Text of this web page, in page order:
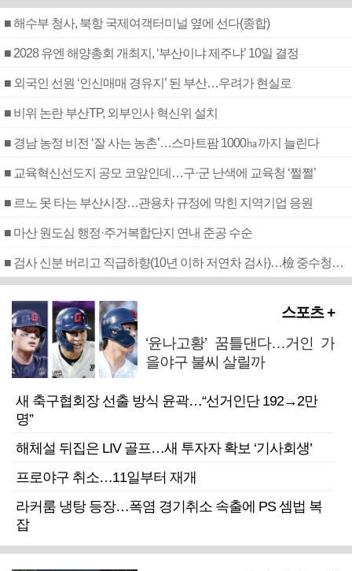
■ 해수부 청사, 북항 국제여객터미널 옆에 선다(종합)
■ 2028 유엔 해양총회 개최지, ‘부산이냐 제주냐’ 10일 결정
■ 외국인 선원 ‘인신매매 경유지’ 된 부산…우려가 현실로
■ 비위 논란 부산TP, 외부인사 혁신위 설치
■ 경남 농정 비전 ‘잘 사는 농촌’…스마트팜 1000㏊까지 늘린다
■ 교육혁신선도지 공모 코앞인데…구·군 난색에 교육청 ‘쩔쩔’
■ 르노 못 타는 부산시장…관용차 규정에 막힌 지역기업 응원
■ 마산 원도심 행정·주거복합단지 연내 준공 수순
■ 검사 신분 버리고 직급하향(10년 이하 저연차 검사)…檢 중수청행 기피
스포츠 +
‘윤나고황’ 꿈틀댄다…거인 가
을야구 불씨 살릴까
새 축구협회장 선출 방식 윤곽…“선거인단 192→2만
명”
해체설 뒤집은 LIV 골프…새 투자자 확보 ‘기사회생’
프로야구 취소…11일부터 재개
라커룸 냉탕 등장…폭염 경기취소 속출에 PS 셈법 복
잡